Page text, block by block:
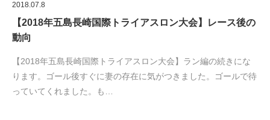
2018.07.8
【2018年五島長崎国際トライアスロン大会】レース後の
動向
【2018年五島長崎国際トライアスロン大会】ラン編の続きにな
ります。ゴール後すぐに妻の存在に気がつきました。ゴールで待
っていてくれました。も…